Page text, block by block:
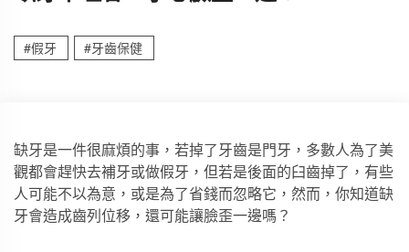
#假牙 #牙齒保健
缺牙是一件很麻煩的事，若掉了牙齒是門牙，多數人為了美
觀都會趕快去補牙或做假牙，但若是後面的臼齒掉了，有些
人可能不以為意，或是為了省錢而忽略它，然而，你知道缺
牙會造成齒列位移，還可能讓臉歪一邊嗎？